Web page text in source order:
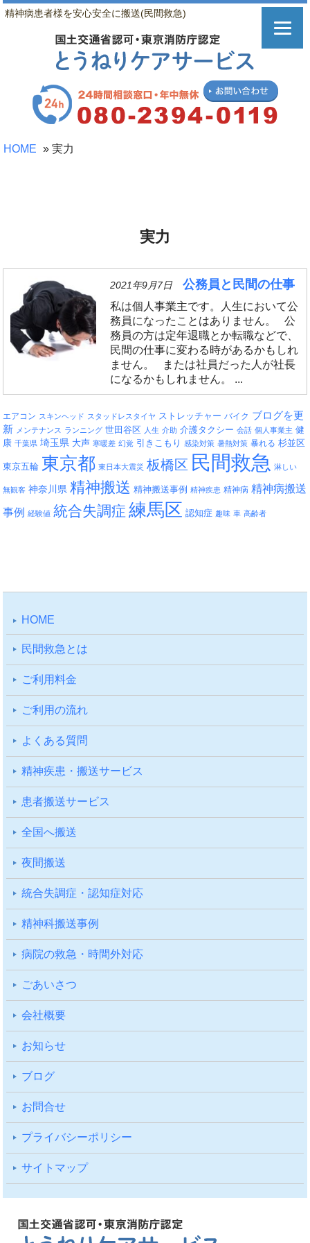
精神病患者様を安心安全に搬送(民間救急)
HOME » 実力
実力
2021年9月7日 公務員と民間の仕事
私は個人事業主です。人生において公
務員になったことはありません。 公
務員の方は定年退職とか転職などで、
民間の仕事に変わる時があるかもしれ
ません。 または社員だった人が社長
になるかもしれません。 ...
エアコン スキンヘッド スタッドレスタイヤ ストレッチャー バイク ブログを更
新 メンテナンス ランニング 世田谷区 人生 介助 介護タクシー 会話 個人事業主 健
康 千葉県 埼玉県 大声 寒暖差 幻覚 引きこもり 感染対策 暑熱対策 暴れる 杉並区
東京五輪 東京都 東日本大震災 板橋区 民間救急 淋しい
無観客 神奈川県 精神搬送 精神搬送事例 精神疾患 精神病 精神病搬送
事例
経験値 統合失調症 練馬区 認知症 趣味 車 高齢者
HOME
⺠間救急とは
ご利⽤料⾦
ご利⽤の流れ
よくある質問
精神疾患・搬送サービス
患者搬送サービス
全国へ搬送
夜間搬送
統合失調症・認知症対応
精神科搬送事例
病院の救急・時間外対応
ごあいさつ
会社概要
お知らせ
ブログ
お問合せ
プライバシーポリシー
サイトマップ